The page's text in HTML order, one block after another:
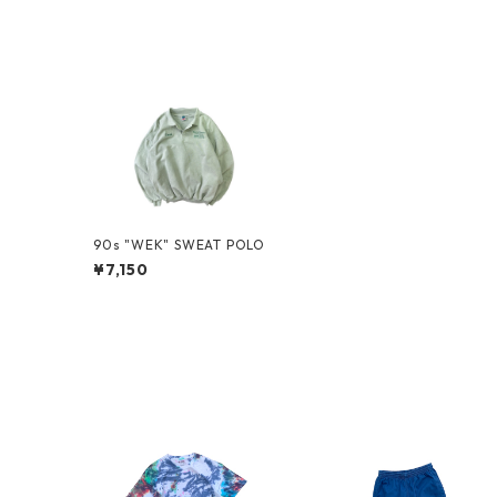
90s "WEK" SWEAT POLO
¥7,150